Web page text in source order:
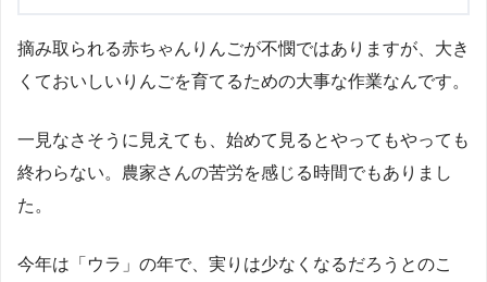
摘み取られる赤ちゃんりんごが不憫ではありますが、大き
くておいしいりんごを育てるための大事な作業なんです。
一見なさそうに見えても、始めて見るとやってもやっても
終わらない。農家さんの苦労を感じる時間でもありまし
た。
今年は「ウラ」の年で、実りは少なくなるだろうとのこ